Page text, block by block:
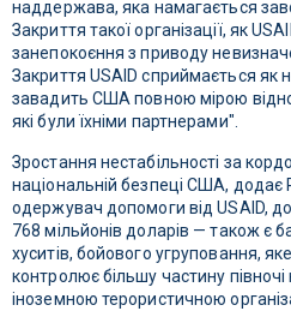
наддержава, яка намагається
Закриття такої організації, як
занепокоєння з приводу
Закриття USAID сприймається як
завадить США повною мірою
які були їхніми партнерами".
Зростання нестабільності за
національній безпеці США,
одержувач допомоги від USAID,
768 мільйонів доларів — також є
хуситів, бойового угруповання,
контролює більшу частину
іноземною терористичною